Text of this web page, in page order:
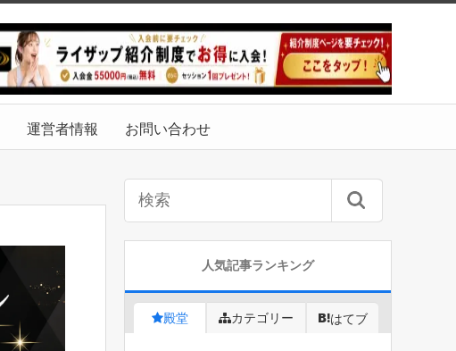
運営者情報 お問い合わせ
人気記事ランキング
殿堂 カテゴリー はてブ